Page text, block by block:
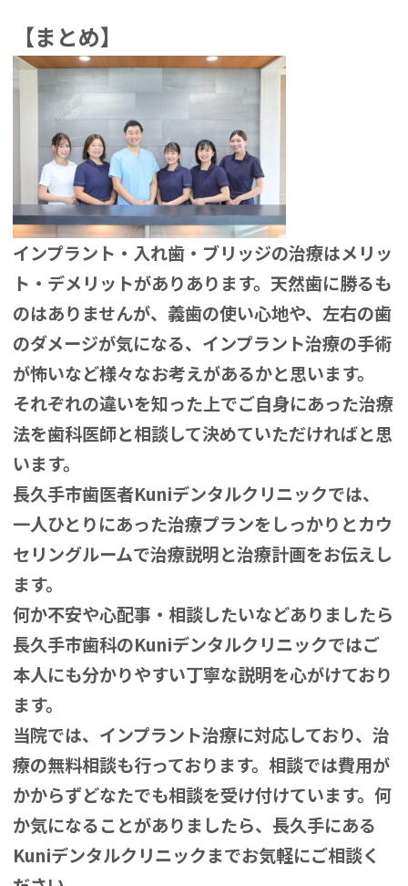
【まとめ】
インプラント・入れ歯・ブリッジの治療はメリッ
ト・デメリットがありあります。天然歯に勝るも
のはありませんが、 義歯の使い心地や、左右の歯
のダメージが気になる、インプラント治療の手術
が怖いなど様々なお考えがあるかと思います。
それぞれの違いを知った上でご自身にあった治療
法を歯科医師と相談して決めていただければと思
います。
長久手市歯医者Kuniデンタルクリニックでは、
一人ひとりにあった治療プランをしっかりとカウ
セリングルームで治療説明と治療計画をお伝えし
ます。
何か不安や心配事・相談したいなどありましたら
長久手市歯科のKuniデンタルクリニックではご
本人にも分かりやすい丁寧な説明を心がけており
ます。
当院では、インプラント治療に対応しており、治
療の無料相談も行っております。相談では費用が
かからずどなたでも相談を受け付けています。何
か気になることがありましたら、長久手にある
Kuniデンタルクリニックまでお気軽にご相談く